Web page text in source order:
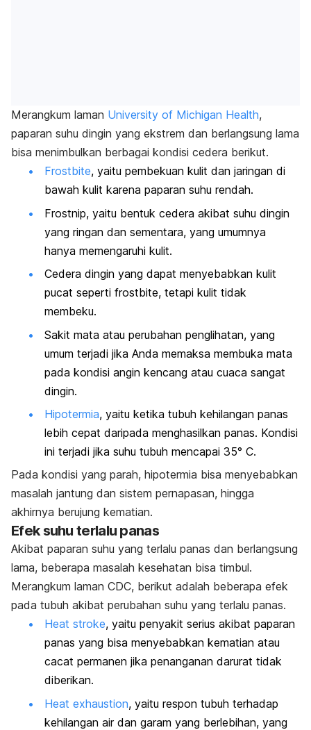
Merangkum laman University of Michigan Health,
paparan suhu dingin yang ekstrem dan berlangsung lama
bisa menimbulkan berbagai kondisi cedera berikut.
Frostbite, yaitu pembekuan kulit dan jaringan di
bawah kulit karena paparan suhu rendah.
Frostnip, yaitu bentuk cedera akibat suhu dingin
yang ringan dan sementara, yang umumnya
hanya memengaruhi kulit.
Cedera dingin yang dapat menyebabkan kulit
pucat seperti frostbite, tetapi kulit tidak
membeku.
Sakit mata atau perubahan penglihatan, yang
umum terjadi jika Anda memaksa membuka mata
pada kondisi angin kencang atau cuaca sangat
dingin.
Hipotermia, yaitu ketika tubuh kehilangan panas
lebih cepat daripada menghasilkan panas. Kondisi
ini terjadi jika suhu tubuh mencapai 35° C.
Pada kondisi yang parah, hipotermia bisa menyebabkan
masalah jantung dan sistem pernapasan, hingga
akhirnya berujung kematian.
Efek suhu terlalu panas
Akibat paparan suhu yang terlalu panas dan berlangsung
lama, beberapa masalah kesehatan bisa timbul.
Merangkum laman CDC, berikut adalah beberapa efek
pada tubuh akibat perubahan suhu yang terlalu panas.
Heat stroke, yaitu penyakit serius akibat paparan
panas yang bisa menyebabkan kematian atau
cacat permanen jika penanganan darurat tidak
diberikan.
Heat exhaustion, yaitu respon tubuh terhadap
kehilangan air dan garam yang berlebihan, yang